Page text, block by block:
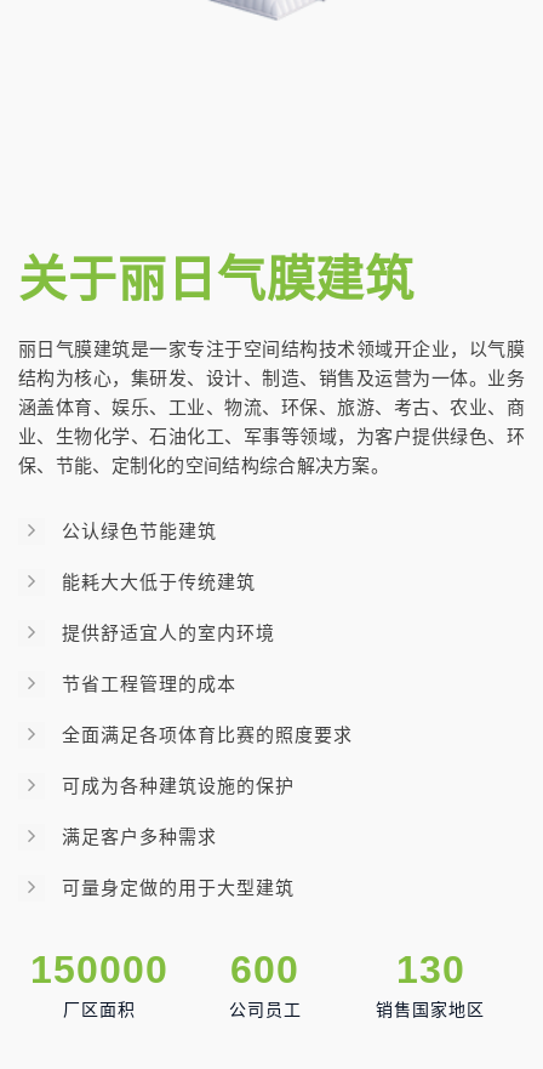
关于丽日气膜建筑
丽日气膜建筑是一家专注于空间结构技术领域开企业，以气膜
结构为核心，集研发、设计、制造、销售及运营为一体。业务
涵盖体育、娱乐、工业、物流、环保、旅游、考古、农业、商
业、生物化学、石油化工、军事等领域，为客户提供绿色、环
保、节能、定制化的空间结构综合解决方案。
公认绿色节能建筑
能耗大大低于传统建筑
提供舒适宜人的室内环境
节省工程管理的成本
全面满足各项体育比赛的照度要求
可成为各种建筑设施的保护
满足客户多种需求
可量身定做的用于大型建筑
150000
厂区面积
600
公司员工
130
销售国家地区